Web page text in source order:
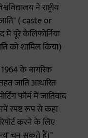
ने राष्ट्रीय
( caste or
पूरे कैलिफोर्निया
को शामिल किया)
1964 के नागरिक
जाति आधारित
फॉर्म में जातिवाद
स्पष्ट रूप से कहा
करने के लिए